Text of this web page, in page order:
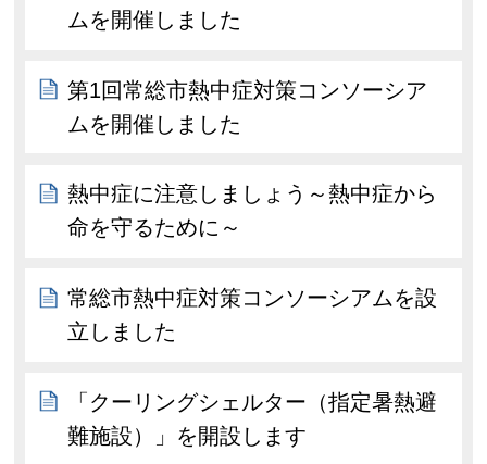
ムを開催しました
第1回常総市熱中症対策コンソーシア
ムを開催しました
熱中症に注意しましょう～熱中症から
命を守るために～
常総市熱中症対策コンソーシアムを設
立しました
「クーリングシェルター（指定暑熱避
難施設）」を開設します